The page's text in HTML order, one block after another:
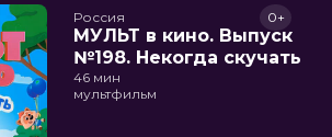
Россия
МУЛЬТ в кино. Выпуск
№198. Некогда скучать
0+
46 мин
мультфильм